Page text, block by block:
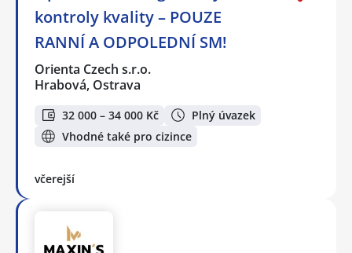
kontroly kvality – POUZE
RANNÍ A ODPOLEDNÍ SM!
Orienta Czech s.r.o.
Hrabová, Ostrava
32 000 – 34 000 Kč
Plný úvazek
Vhodné také pro cizince
včerejší